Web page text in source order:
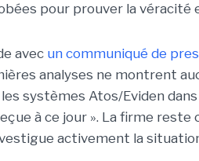
pour prouver la véracité
avec un communiqué de
analyses ne montrent
systèmes Atos/Eviden dans
à ce jour ». La firme
activement la